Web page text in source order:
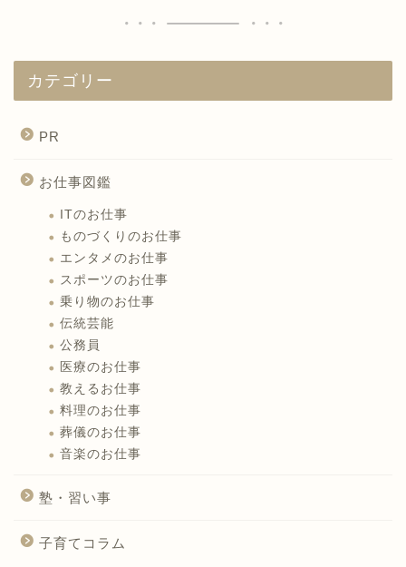
カテゴリー
PR
お仕事図鑑
ITのお仕事
ものづくりのお仕事
エンタメのお仕事
スポーツのお仕事
乗り物のお仕事
伝統芸能
公務員
医療のお仕事
教えるお仕事
料理のお仕事
葬儀のお仕事
音楽のお仕事
塾・習い事
子育てコラム